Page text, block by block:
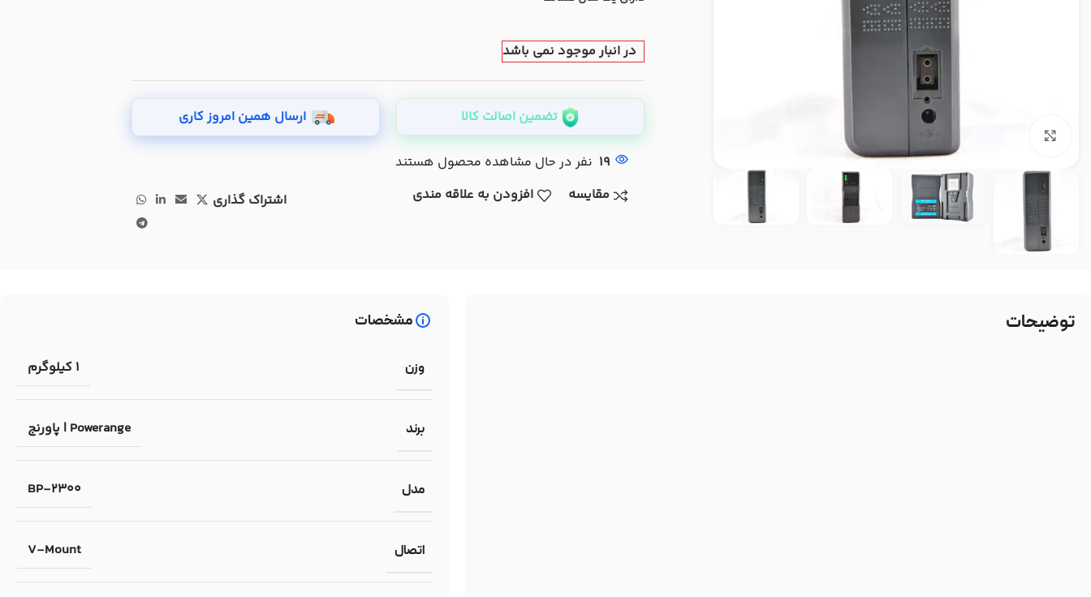
در انبار موجود نمی باشد
تضمین اصالت کالا ارسال همین امروز کاری
19 نفر در حال مشاهده محصول هستند
مقایسه
افزودن به علاقه مندی اشتراک گذاری
توضیحات مشخصات
وزن 1 کیلوگرم
برند Powerange | پاورنج
مدل BP-2300
اتصال V-Mount